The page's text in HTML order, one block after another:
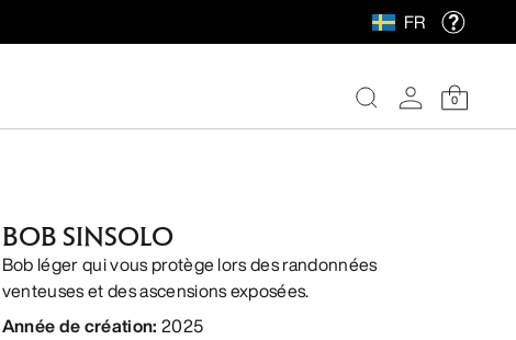
FR
0
BOB SINSOLO
Bob léger qui vous protège lors des randonnées
venteuses et des ascensions exposées.
Année de création: 2025